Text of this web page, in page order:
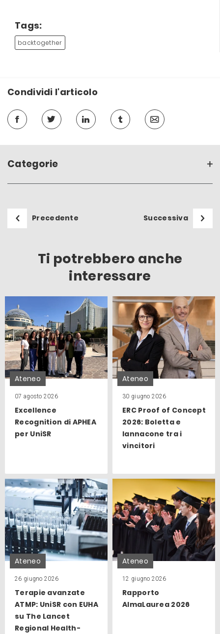
Tags:
backtogether
Condividi l'articolo
Categorie
Precedente Successiva
Ti potrebbero anche
interessare
Ateneo
07 agosto 2026
Excellence
Recognition di APHEA
per UniSR
Ateneo
30 giugno 2026
ERC Proof of Concept
2026: Boletta e
Iannacone tra i
vincitori
Ateneo
26 giugno 2026
Terapie avanzate
ATMP: UniSR con EUHA
su The Lancet
Regional Health-
Ateneo
12 giugno 2026
Rapporto
AlmaLaurea 2026